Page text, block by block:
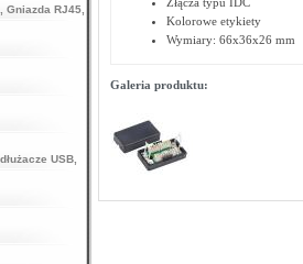
Gniazda RJ45,
USB,
Kolorowe etykiety
Wymiary: 66x36x26 mm
Galeria produktu: